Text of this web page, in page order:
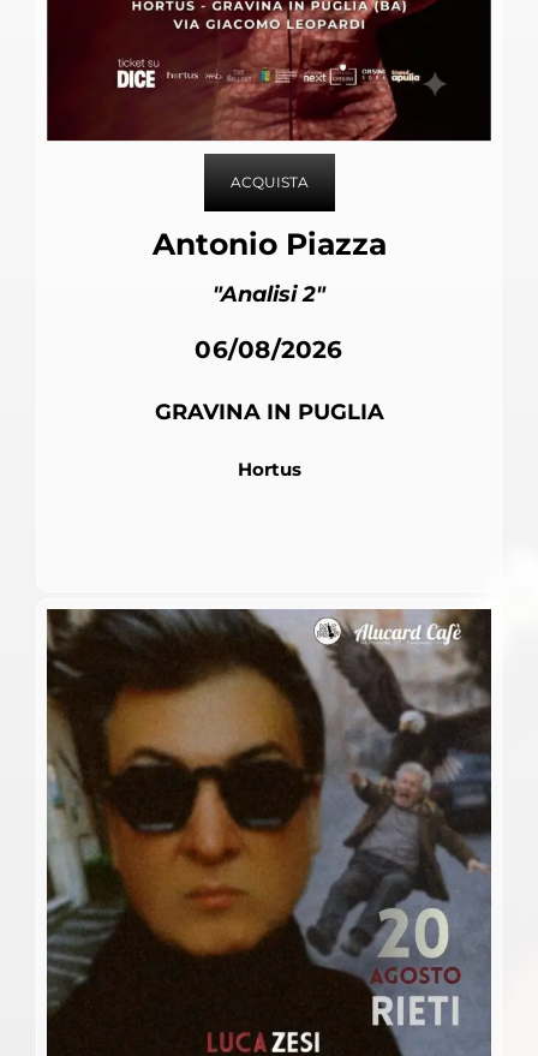
ACQUISTA
Antonio Piazza
"Analisi 2"
06/08/2026
GRAVINA IN PUGLIA
Hortus